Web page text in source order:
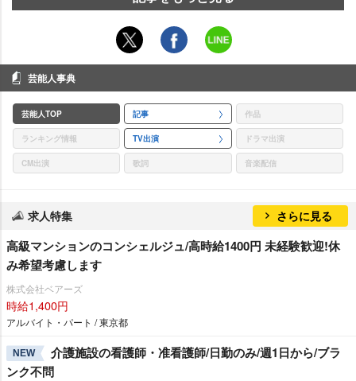
芸能人事典
芸能人TOP 記事 作品
ランキング情報 TV出演 ドラマ出演
CM出演 歌詞 音楽配信
求人特集 さらに見る
高級マンションのコンシェルジュ/高時給1400円 未経験歓迎!休
み希望考慮します
株式会社ベアーズ
時給1,400円
アルバイト・パート / 東京都
NEW
介護施設の看護師・准看護師/日勤のみ/週1日から/ブラ
ンク不問